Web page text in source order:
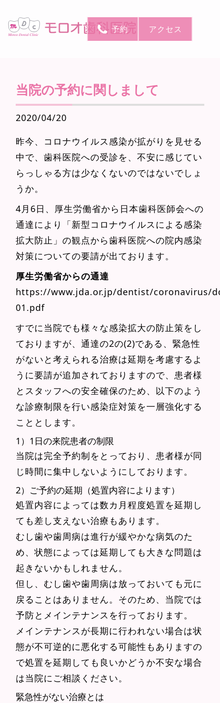
予約 アクセス
当院の予約に関しまして
2020/04/20
昨今、コロナウイルス感染が拡がりを見せる
中で、歯科医院への受診を、不安に感じてい
らっしゃる方は少なくないのではないでしょ
うか。
4月6日、厚生労働省から日本歯科医師会への
通達により「新型コロナウイルスによる感染
拡大防止」の観点から歯科医院への院内感染
対策についての要請が出ております。
厚生労働省からの通達
https://www.jda.or.jp/dentist/coronavirus/
01.pdf
すでに当院でも様々な感染拡大の防止策をし
ておりますが、通達の2の(2)である、緊急性
がないと考えられる治療は延期を考慮するよ
うに要請が追加されておりますので、患者様
とスタッフへの安全確保のため、以下のよう
な診療制限を行い感染症対策を一層強化する
こととします。
1）1日の来院患者の制限
当院は完全予約制をとっており、 患者様が同
じ時間に集中しないように しております。
2）ご予約の延期（処置内容によります）
処置内容によっては数カ月程度処置を延期し
ても差し支えない治療もあります。
むし歯や歯周病は進行が緩やかな病気のた
め、状態によっては延期しても大きな問題は
起きないかもしれません。
但し、むし歯や歯周病は放っておいても元に
戻ることはありません。 そのため、当院では
予防とメインテナンスを行っております。
メインテナンスが長期に行われない場合は状
態が不可逆的に悪化する可能性もありますの
で処置を延期しても良いかどうか不安な場合
は当院にご相談ください。
緊急性がない治療とは